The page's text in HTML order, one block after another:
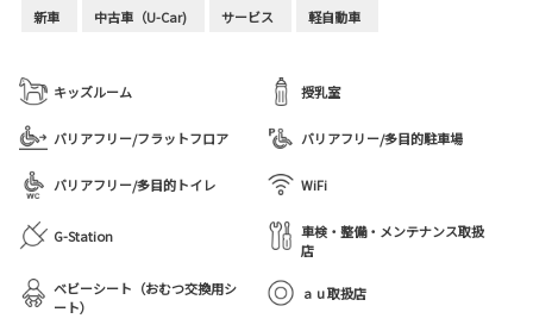
新車 中古車（U-Car) サービス 軽自動車
キッズルーム 授乳室
バリアフリー/フラットフロア バリアフリー/多目的駐車場
バリアフリー/多目的トイレ WiFi
G-Station
車検・整備・メンテナンス取扱
店
ベビーシート（おむつ交換用シ
ート）
ａｕ取扱店